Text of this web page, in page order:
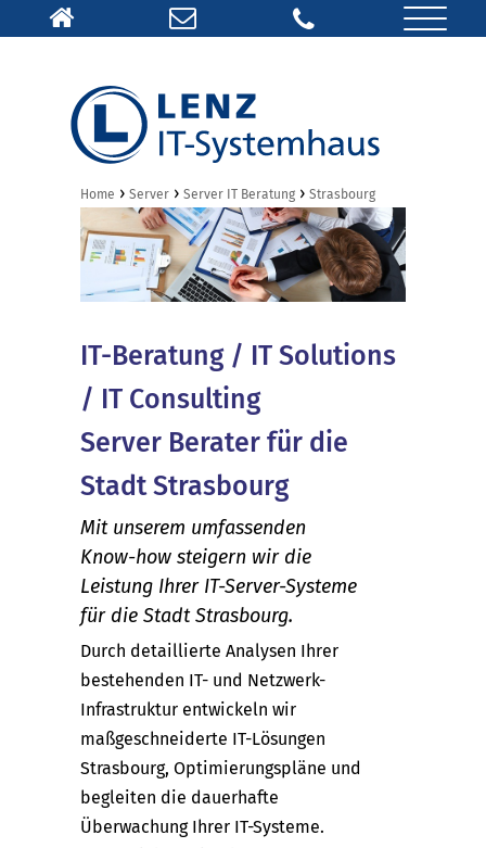
Home › Server › Server IT Beratung › Strasbourg
IT-Beratung / IT Solutions
/ IT Consulting
Server Berater für die
Stadt Strasbourg
Mit unserem umfassenden
Know-how steigern wir die
Leistung Ihrer IT-Server-Systeme
für die Stadt Strasbourg.
Durch detaillierte Analysen Ihrer
bestehenden IT- und Netzwerk-
Infrastruktur entwickeln wir
maßgeschneiderte IT-Lösungen
Strasbourg, Optimierungspläne und
begleiten die dauerhafte
Überwachung Ihrer IT-Systeme.